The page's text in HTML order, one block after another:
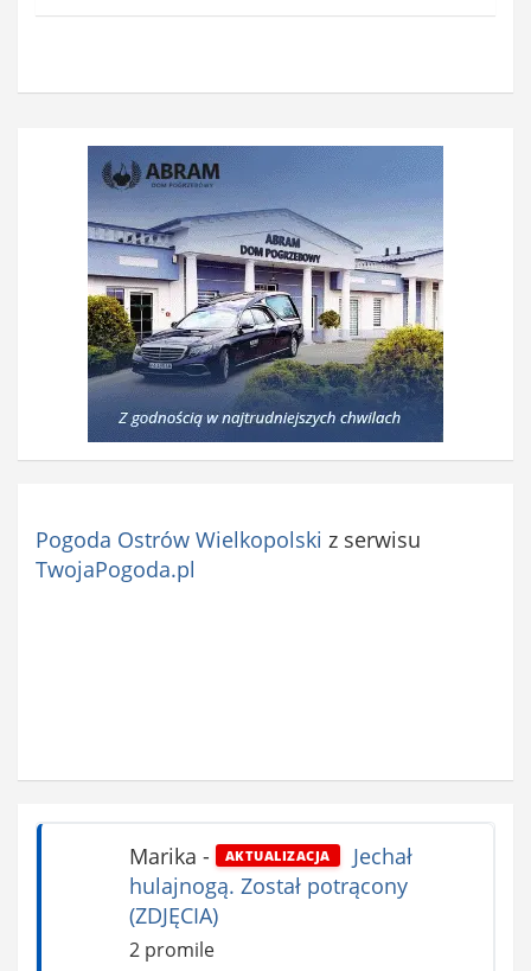
Pogoda Ostrów Wielkopolski z serwisu
TwojaPogoda.pl
Marika - AKTUALIZACJA
Jechał
hulajnogą. Został potrącony
(ZDJĘCIA)
2 promile